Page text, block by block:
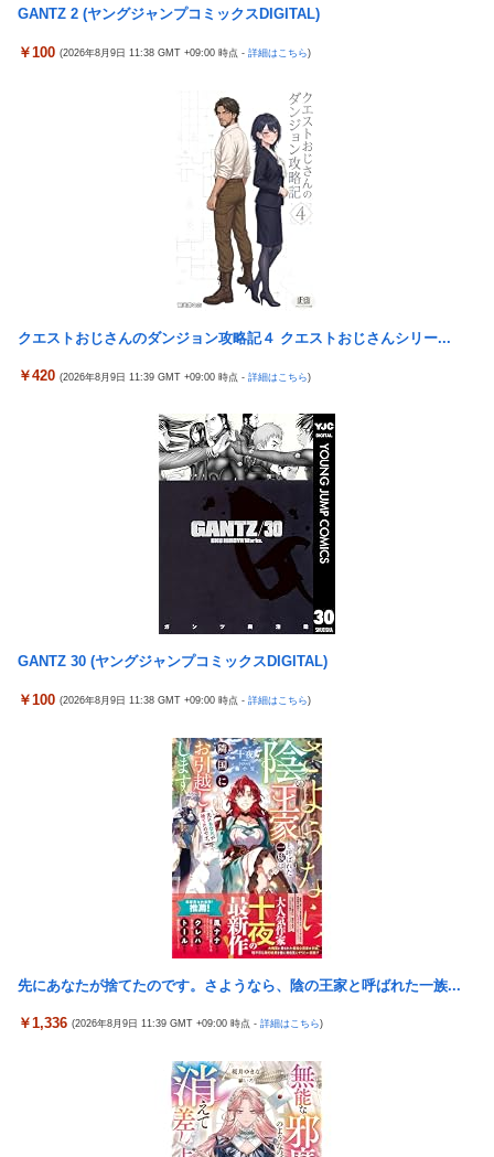
中国「大洪水！」三峡ダム「13基の水門開放（爆量放流」中国都
市「三峡上流で豪雨！（三峡下流で水害」長江と黄河「同時氾濫
【マスコミ妄想】女性セブンさん、高市憎しが極まりすぎたの
か、過去一級の低俗な「支持率下げてやる」記事を配信してしま
【辺野古転覆】生徒遺族、全容解明求め「再発防止を求める会」
「これを肯定的に書くとか頭がどうかしてるのか？」と某メディ
アの焚書称賛記事にツッコミ殺到、自分で本屋を作るとかそうい
昭和戦隊のロボデザイン、配信で追って見ると…
【動画】 可愛い元気なバイトの女の子！ホテルへ。寝ている彼女
タトゥー彫り師さん「刺青入れてる奴は全員バカです」→30万再
【悲報】「美人すぎる県警本部長」失職ｗｗｗｗｗｗｗｗｗ
本屋に現れた異臭＆浮浪者風の男、ペタンコのボストンバッグを
パンパンにして無会計で退店！Gメンに確保され「なんで？」と
【画像】 キャミイの18万円の最新フィギュア、ガチで作り込みが
【熊本地震】 発生後に居酒屋店内から温泉が吹き出す ← これ前
アに登場してしまう……
【画像】 素人美女さん、エ○チなビデオに出演した結果ｗｗｗｗ
【試合実況】西武２軍スタメン 先発:杉山遙希（2026.8.9）
【朗報】竹内朱莉「整体で軍隊経験者と思われた。ダンス負荷
で、私の骨と筋肉はもうグチャグチャになっている」
なんでパチンコってこんな回らなくなったんだろうな…源さんと
かUCの時って1000円25ぐらい回ったもんな
欧州「日本だけ反則だろ…」 世界の『日本びいき』にヨーロッパ
【悲報】エルデンリング始めたけど難しい
村上、100マイルのシンカーを逆方向へ26号HR!!!!
GLAY・TERUとパフィー亜美のレアな夫婦ショットが公開
スマスロモンキーターンRED（セブンリーグ/山佐ネクスト）
【ウマ娘】武さんが引退したらウマ娘に実装されそう
サイバスターが一番輝いてたスパロボ
モバＰ「アイドルにセクハラをします」
【白バラ案件】高級豆腐ワイ「150g×2丁で250円か…高いけど美
味そうだし一丁買ってみるか！」
GANTZ 2 (ヤングジャンプコミックスDIGITAL)
￥100 (2026年8月9日 11:38 GMT +09:00 時点 - 詳細はこちら)
クエストおじさんのダンジョン攻略記４ クエストおじさんシリー...
￥420 (2026年8月9日 11:39 GMT +09:00 時点 - 詳細はこちら)
GANTZ 30 (ヤングジャンプコミックスDIGITAL)
￥100 (2026年8月9日 11:38 GMT +09:00 時点 - 詳細はこちら)
先にあなたが捨てたのです。さようなら、陰の王家と呼ばれた一族...
￥1,336 (2026年8月9日 11:39 GMT +09:00 時点 - 詳細はこちら)